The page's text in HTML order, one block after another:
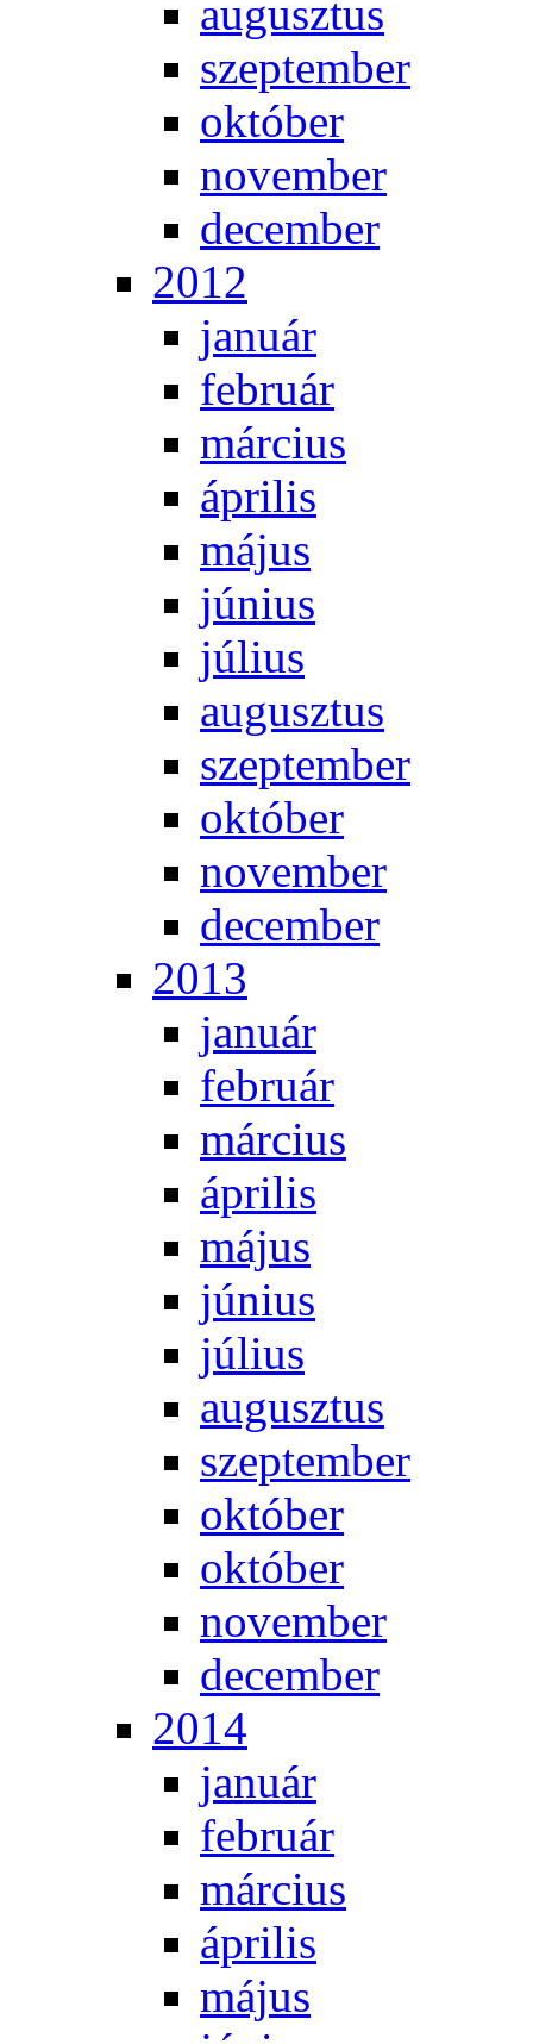
au­gusz­tus
szep­tem­ber
ok­tó­ber
no­vem­ber
de­cem­ber
2012
ja­nu­ár
feb­ru­ár
már­ci­us
áp­ri­lis
má­jus
jú­ni­us
jú­li­us
au­gusz­tus
szep­tem­ber
ok­tó­ber
no­vem­ber
de­cem­ber
2013
ja­nu­ár
feb­ru­ár
már­ci­us
áp­ri­lis
má­jus
jú­ni­us
jú­li­us
au­gusz­tus
szep­tem­ber
ok­tó­ber
ok­tó­ber
no­vem­ber
de­cem­ber
2014
ja­nu­ár
feb­ru­ár
már­ci­us
áp­ri­lis
má­jus